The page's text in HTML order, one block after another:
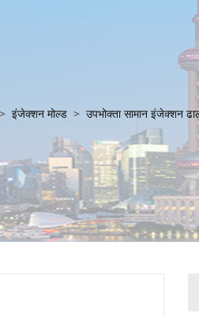
> इंजेक्शन मोल्ड > उपभोक्ता सामान इंजेक्शन